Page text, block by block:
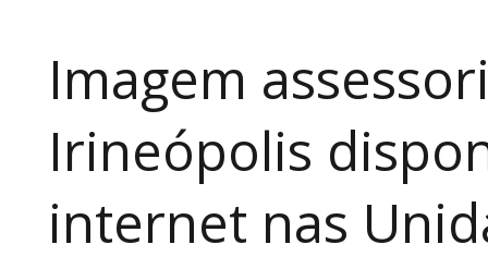
Imagem
Irineópolis
internet nas